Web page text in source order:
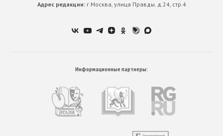
Адрес редакции:г.Москва, улица Правды. д.24, стр.4
Информационные партнеры: